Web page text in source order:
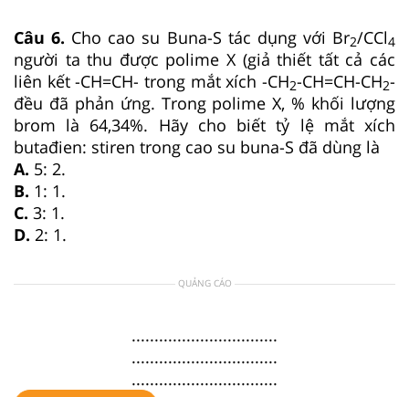
Câu 6. Cho cao su Buna-S tác dụng với Br2/CCl4
người ta thu được polime X (giả thiết tất cả các
liên kết -CH=CH- trong mắt xích -CH2-CH=CH-CH2-
đều đã phản ứng. Trong polime X, % khối lượng
brom là 64,34%. Hãy cho biết tỷ lệ mắt xích
butađien: stiren trong cao su buna-S đã dùng là
A. 5: 2.
B. 1: 1.
C. 3: 1.
D. 2: 1.
QUẢNG CÁO
................................
................................
................................